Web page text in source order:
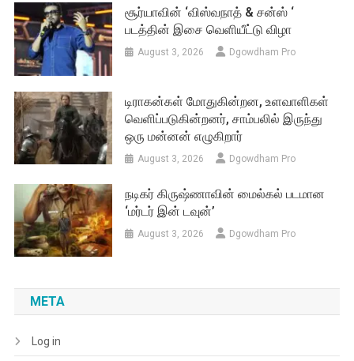
சூர்யாவின் ‘விஸ்வநாத் & சன்ஸ் ‘
படத்தின் இசை வெளியீட்டு விழா
August 3, 2026 Dgowdham Pro
டிராகன்கள் மோதுகின்றன, உளவாளிகள்
வெளிப்படுகின்றனர், சாம்பலில் இருந்து
ஒரு மன்னன் எழுகிறார்
August 3, 2026 Dgowdham Pro
நடிகர் கிருஷ்ணாவின் மைல்கல் படமான
‘மர்டர் இன் டவுன்’
August 3, 2026 Dgowdham Pro
META
Log in